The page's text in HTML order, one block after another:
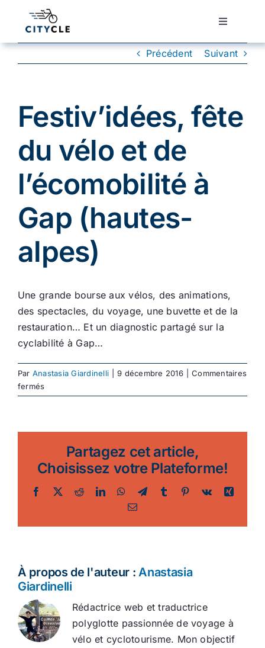
Toggle
Vélos de ville
Conseils
Actualité
Précédent Suivant
Festiv’idées, fête
du vélo et de
l’écomobilité à
Gap (hautes-
alpes)
Une grande bourse aux vélos, des animations,
des spectacles, du voyage, une buvette et de la
restauration… Et un diagnostic partagé sur la
cyclabilité à Gap…
Par Anastasia Giardinelli 9 décembre 2016
Commentaires
ferméssur
Festiv’idées,
de
l’écomobilité
alpes)
Partagez cet article,
Choisissez votre Plateforme!
Facebook
TwitterRedditLinkedInWhatsApp
TelegramTumblr Pinterest
Vk
Xing
Email
À propos de l'auteur :Anastasia
Giardinelli
Rédactrice web et traductrice
polyglotte passionnée de voyage à
vélo et cyclotourisme. Mon objectif